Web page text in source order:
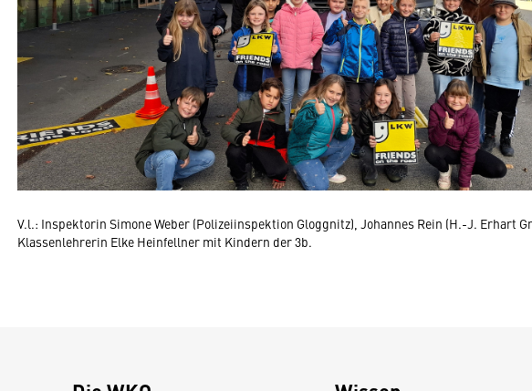
V.l.: Inspektorin Simone Weber (Polizeiinspektion Gloggnitz), Johannes Rein (H.-J. Erhart
Klassenlehrerin Elke Heinfellner mit Kindern der 3b.